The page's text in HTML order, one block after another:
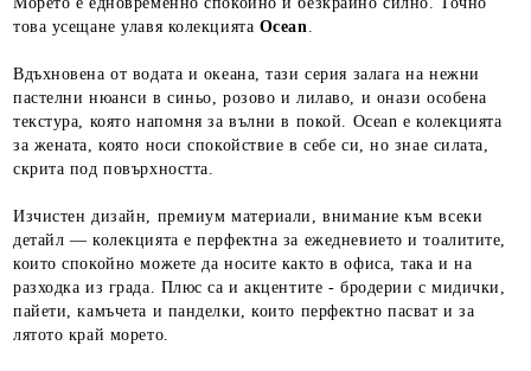
това усещане улавя колекцията Ocean
Вдъхновена от водата и океана, тази серия залага на нежни
пастелни нюанси в синьо, розово и лилаво, и онази особена
текстура, която напомня за вълни в покой. Ocean е колекцията
за жената, която носи спокойствие в себе си, но знае силата,
скрита под повърхността.
Изчистен дизайн, премиум материали, внимание към всеки
детайл — колекцията е перфектна за ежедневието и тоалитите,
които спокойно можете да носите както в офиса, така и на
разходка из града. Плюс са и акцентите - бродерии с мидички,
пайети, камъчета и панделки, които перфектно пасват и за
лятото край морето.